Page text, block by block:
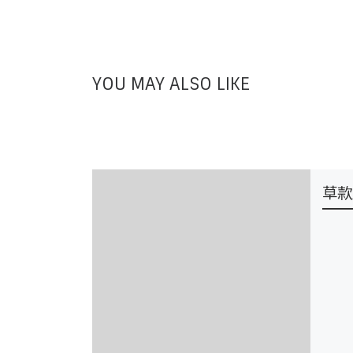
YOU MAY ALSO LIKE
草